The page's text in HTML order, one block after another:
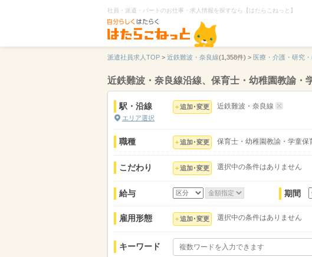
社員・派遣・パートのお仕事・求人情報を探すなら【はたらこねっと】
派遣社員求人TOP > 近鉄難波・奈良線(1,358件) > 医療・介護・研究
近鉄難波・奈良線沿線、保育士・幼稚園教諭・
駅・沿線
エリア選択
追加･変更 近鉄難波・奈良線
職種 追加･変更 保育士・幼稚園教諭・学童保
こだわり 追加･変更 選択中の条件はありません
給与 期間
雇用形態 追加･変更 選択中の条件はありません
キーワード